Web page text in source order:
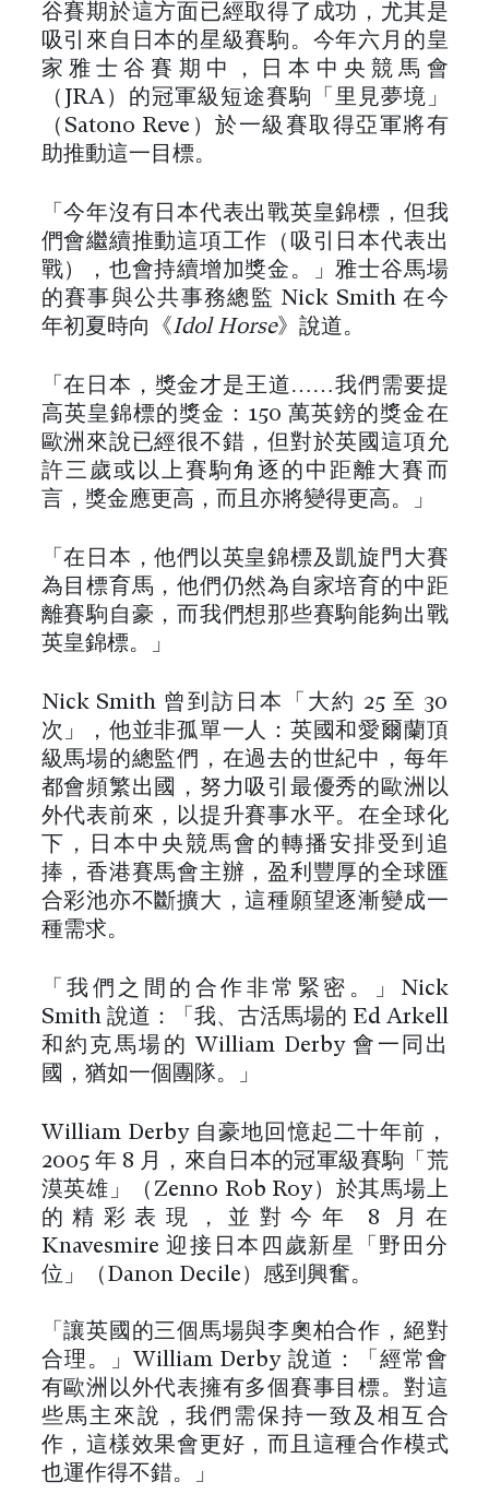
谷賽期於這方面已經取得了成功，尤其是
吸引來自日本的星級賽駒。今年六月的皇
家雅士谷賽期中，日本中央競馬會
（JRA）的冠軍級短途賽駒「里見夢境」
（Satono Reve）於一級賽取得亞軍將有
助推動這一目標。
「今年沒有日本代表出戰英皇錦標，但我
們會繼續推動這項工作（吸引日本代表出
戰），也會持續增加獎金。」雅士谷馬場
的賽事與公共事務總監 Nick Smith 在今
年初夏時向《Idol Horse》說道。
「在日本，獎金才是王道……我們需要提
高英皇錦標的獎金：150 萬英鎊的獎金在
歐洲來說已經很不錯，但對於英國這項允
許三歲或以上賽駒角逐的中距離大賽而
言，獎金應更高，而且亦將變得更高。」
「在日本，他們以英皇錦標及凱旋門大賽
為目標育馬，他們仍然為自家培育的中距
離賽駒自豪，而我們想那些賽駒能夠出戰
英皇錦標。」
Nick Smith 曾到訪日本「大約 25 至 30
次」，他並非孤單一人：英國和愛爾蘭頂
級馬場的總監們，在過去的世紀中，每年
都會頻繁出國，努力吸引最優秀的歐洲以
外代表前來，以提升賽事水平。在全球化
下，日本中央競馬會的轉播安排受到追
捧，香港賽馬會主辦，盈利豐厚的全球匯
合彩池亦不斷擴大，這種願望逐漸變成一
種需求。
「我們之間的合作非常緊密。」Nick
Smith 說道：「我、古活馬場的 Ed Arkell
和約克馬場的 William Derby 會一同出
國，猶如一個團隊。」
William Derby 自豪地回憶起二十年前，
2005 年 8 月，來自日本的冠軍級賽駒「荒
漠英雄」（Zenno Rob Roy）於其馬場上
的精彩表現，並對今年 8 月在
Knavesmire 迎接日本四歲新星「野田分
位」（Danon Decile）感到興奮。
「讓英國的三個馬場與李奧柏合作，絕對
合理。」William Derby 說道：「經常會
有歐洲以外代表擁有多個賽事目標。對這
些馬主來說，我們需保持一致及相互合
作，這樣效果會更好，而且這種合作模式
也運作得不錯。」